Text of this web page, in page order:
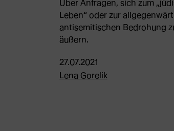
Über Anfragen, sich zum
Leben“ oder zur
antisemitischen Bedrohung
äußern.
27.07.2021
Lena Gorelik